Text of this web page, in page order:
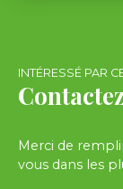
INTÉRESSÉ PAR
Merci de
vous dans les